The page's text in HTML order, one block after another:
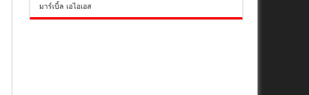
มาร์เบิ้ล เอไอเอส